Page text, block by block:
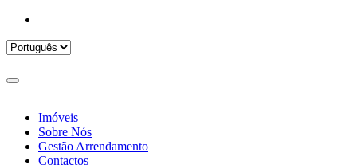
Imóveis
Sobre Nós
Gestão Arrendamento
Contactos